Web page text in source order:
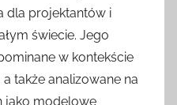
dla projektantów i
świecie. Jego
w kontekście
także analizowane na
jako modelowe